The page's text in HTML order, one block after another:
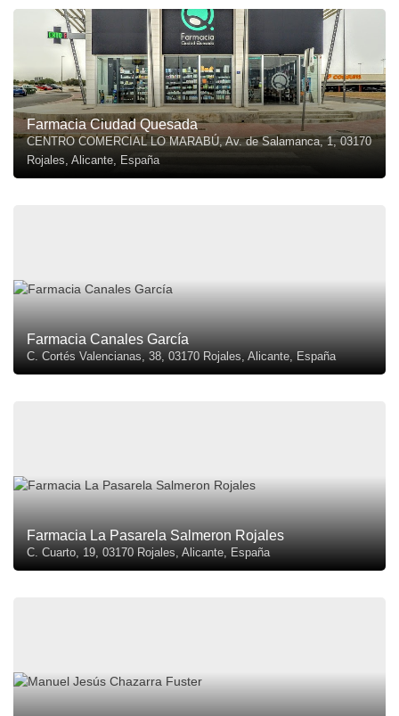
Farmacia Ciudad Quesada
CENTRO COMERCIAL LO MARABÚ, Av. de Salamanca, 1, 03170
Rojales, Alicante, España
Farmacia Canales García
C. Cortés Valencianas, 38, 03170 Rojales, Alicante, España
Farmacia La Pasarela Salmeron Rojales
C. Cuarto, 19, 03170 Rojales, Alicante, España